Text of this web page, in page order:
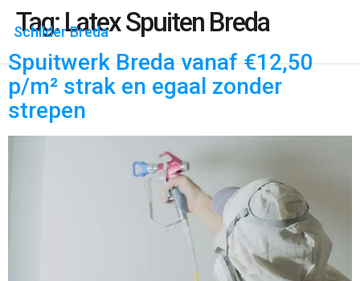
Schilder Breda
Tag:Latex Spuiten Breda
Spuitwerk Breda vanaf €12,50
p/m² strak en egaal zonder
strepen